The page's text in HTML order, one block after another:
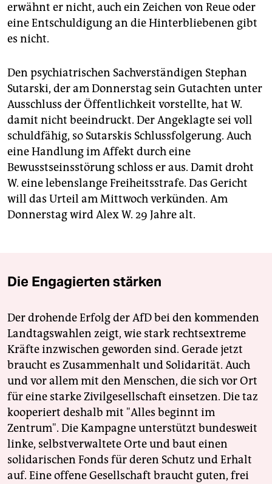
erwähnt er nicht, auch ein Zeichen von Reue oder
eine Entschuldigung an die Hinterbliebenen gibt
es nicht.
Den psychiatrischen Sachverständigen Stephan
Sutarski, der am Donnerstag sein Gutachten unter
Ausschluss der Öffentlichkeit vorstellte, hat W.
damit nicht beeindruckt. Der Angeklagte sei voll
schuldfähig, so Sutarskis Schlussfolgerung. Auch
eine Handlung im Affekt durch eine
Bewusstseinsstörung schloss er aus. Damit droht
W. eine lebenslange Freiheitsstrafe. Das Gericht
will das Urteil am Mittwoch verkünden. Am
Donnerstag wird Alex W. 29 Jahre alt.
Die Engagierten stärken
Der drohende Erfolg der AfD bei den kommenden
Landtagswahlen zeigt, wie stark rechtsextreme
Kräfte inzwischen geworden sind. Gerade jetzt
braucht es Zusammenhalt und Solidarität. Auch
und vor allem mit den Menschen, die sich vor Ort
für eine starke Zivilgesellschaft einsetzen. Die taz
kooperiert deshalb mit "Alles beginnt im
Zentrum". Die Kampagne unterstützt bundesweit
linke, selbstverwaltete Orte und baut einen
solidarischen Fonds für deren Schutz und Erhalt
auf. Eine offene Gesellschaft braucht guten, frei